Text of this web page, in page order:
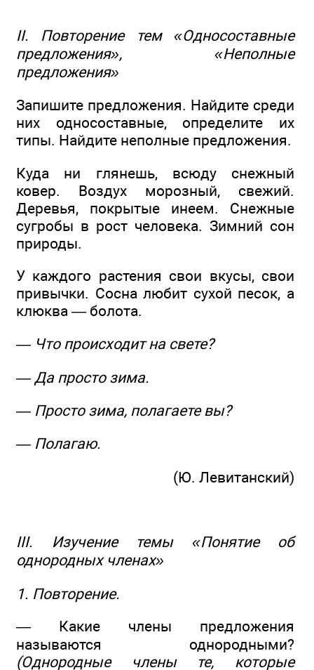
II. Повторение тем «Односоставные
предложения», «Неполные
предложения»
Запишите предложения. Найдите среди
них односоставные, определите их
типы. Найдите неполные предложения.
Куда ни глянешь, всюду снежный
ковер. Воздух морозный, свежий.
Деревья, покрытые инеем. Снежные
сугробы в рост человека. Зимний сон
природы.
У каждого растения свои вкусы, свои
привычки. Сосна любит сухой песок, а
клюква — болота.
— Что происходит на свете?
— Да просто зима.
— Просто зима, полагаете вы?
— Полагаю.
(Ю. Левитанский)
III. Изучение темы «Понятие об
однородных членах»
1. Повторение.
— Какие члены предложения
называются однородными?
(Однородные члены те, которые